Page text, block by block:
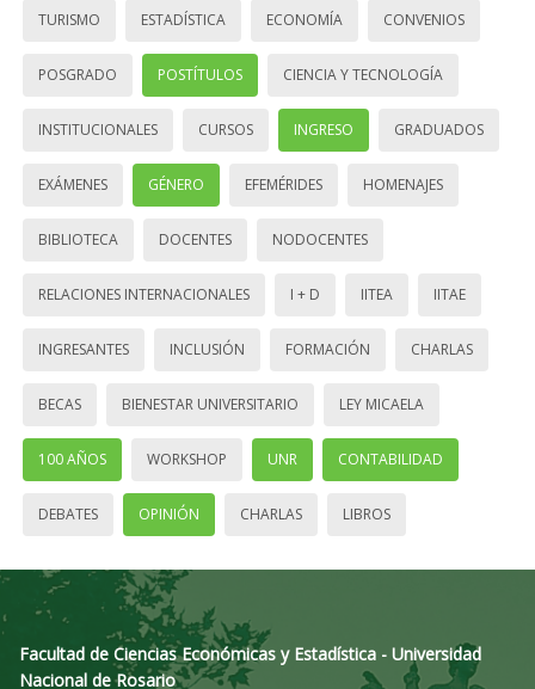
TURISMO ESTADÍSTICA ECONOMÍA CONVENIOS
POSGRADO POSTÍTULOS CIENCIA Y TECNOLOGÍA
INSTITUCIONALES CURSOS INGRESO GRADUADOS
EXÁMENES GÉNERO EFEMÉRIDES HOMENAJES
BIBLIOTECA DOCENTES NODOCENTES
RELACIONES INTERNACIONALES I + D IITEA IITAE
INGRESANTES INCLUSIÓN FORMACIÓN CHARLAS
BECAS BIENESTAR UNIVERSITARIO LEY MICAELA
100 AÑOS WORKSHOP UNR CONTABILIDAD
DEBATES OPINIÓN CHARLAS LIBROS
Facultad de Ciencias Económicas y Estadística - Universidad
Nacional de Rosario